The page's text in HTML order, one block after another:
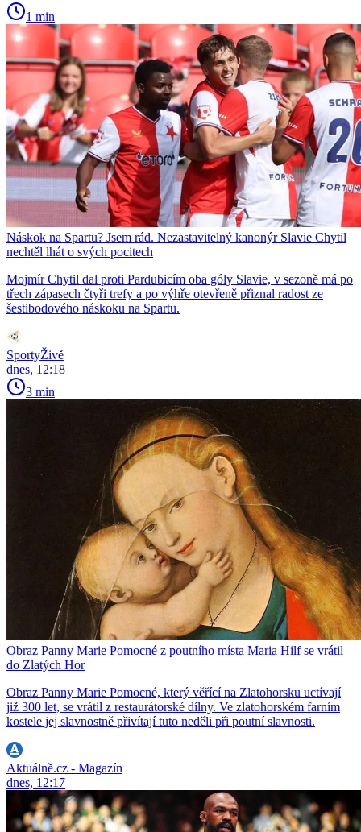
1 min
Náskok na Spartu? Jsem rád. Nezastavitelný kanonýr Slavie Chytil
nechtěl lhát o svých pocitech
Mojmír Chytil dal proti Pardubicím oba góly Slavie, v sezoně má po
třech zápasech čtyři trefy a po výhře otevřeně přiznal radost ze
šestibodového náskoku na Spartu.
SportyŽivě
dnes, 12:18
3 min
Obraz Panny Marie Pomocné z poutního místa Maria Hilf se vrátil
do Zlatých Hor
Obraz Panny Marie Pomocné, který věřící na Zlatohorsku uctívají
již 300 let, se vrátil z restaurátorské dílny. Ve zlatohorském farním
kostele jej slavnostně přivítají tuto neděli při poutní slavnosti.
Aktuálně.cz - Magazín
dnes, 12:17